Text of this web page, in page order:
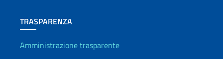
TRASPARENZA
Amministrazione trasparente